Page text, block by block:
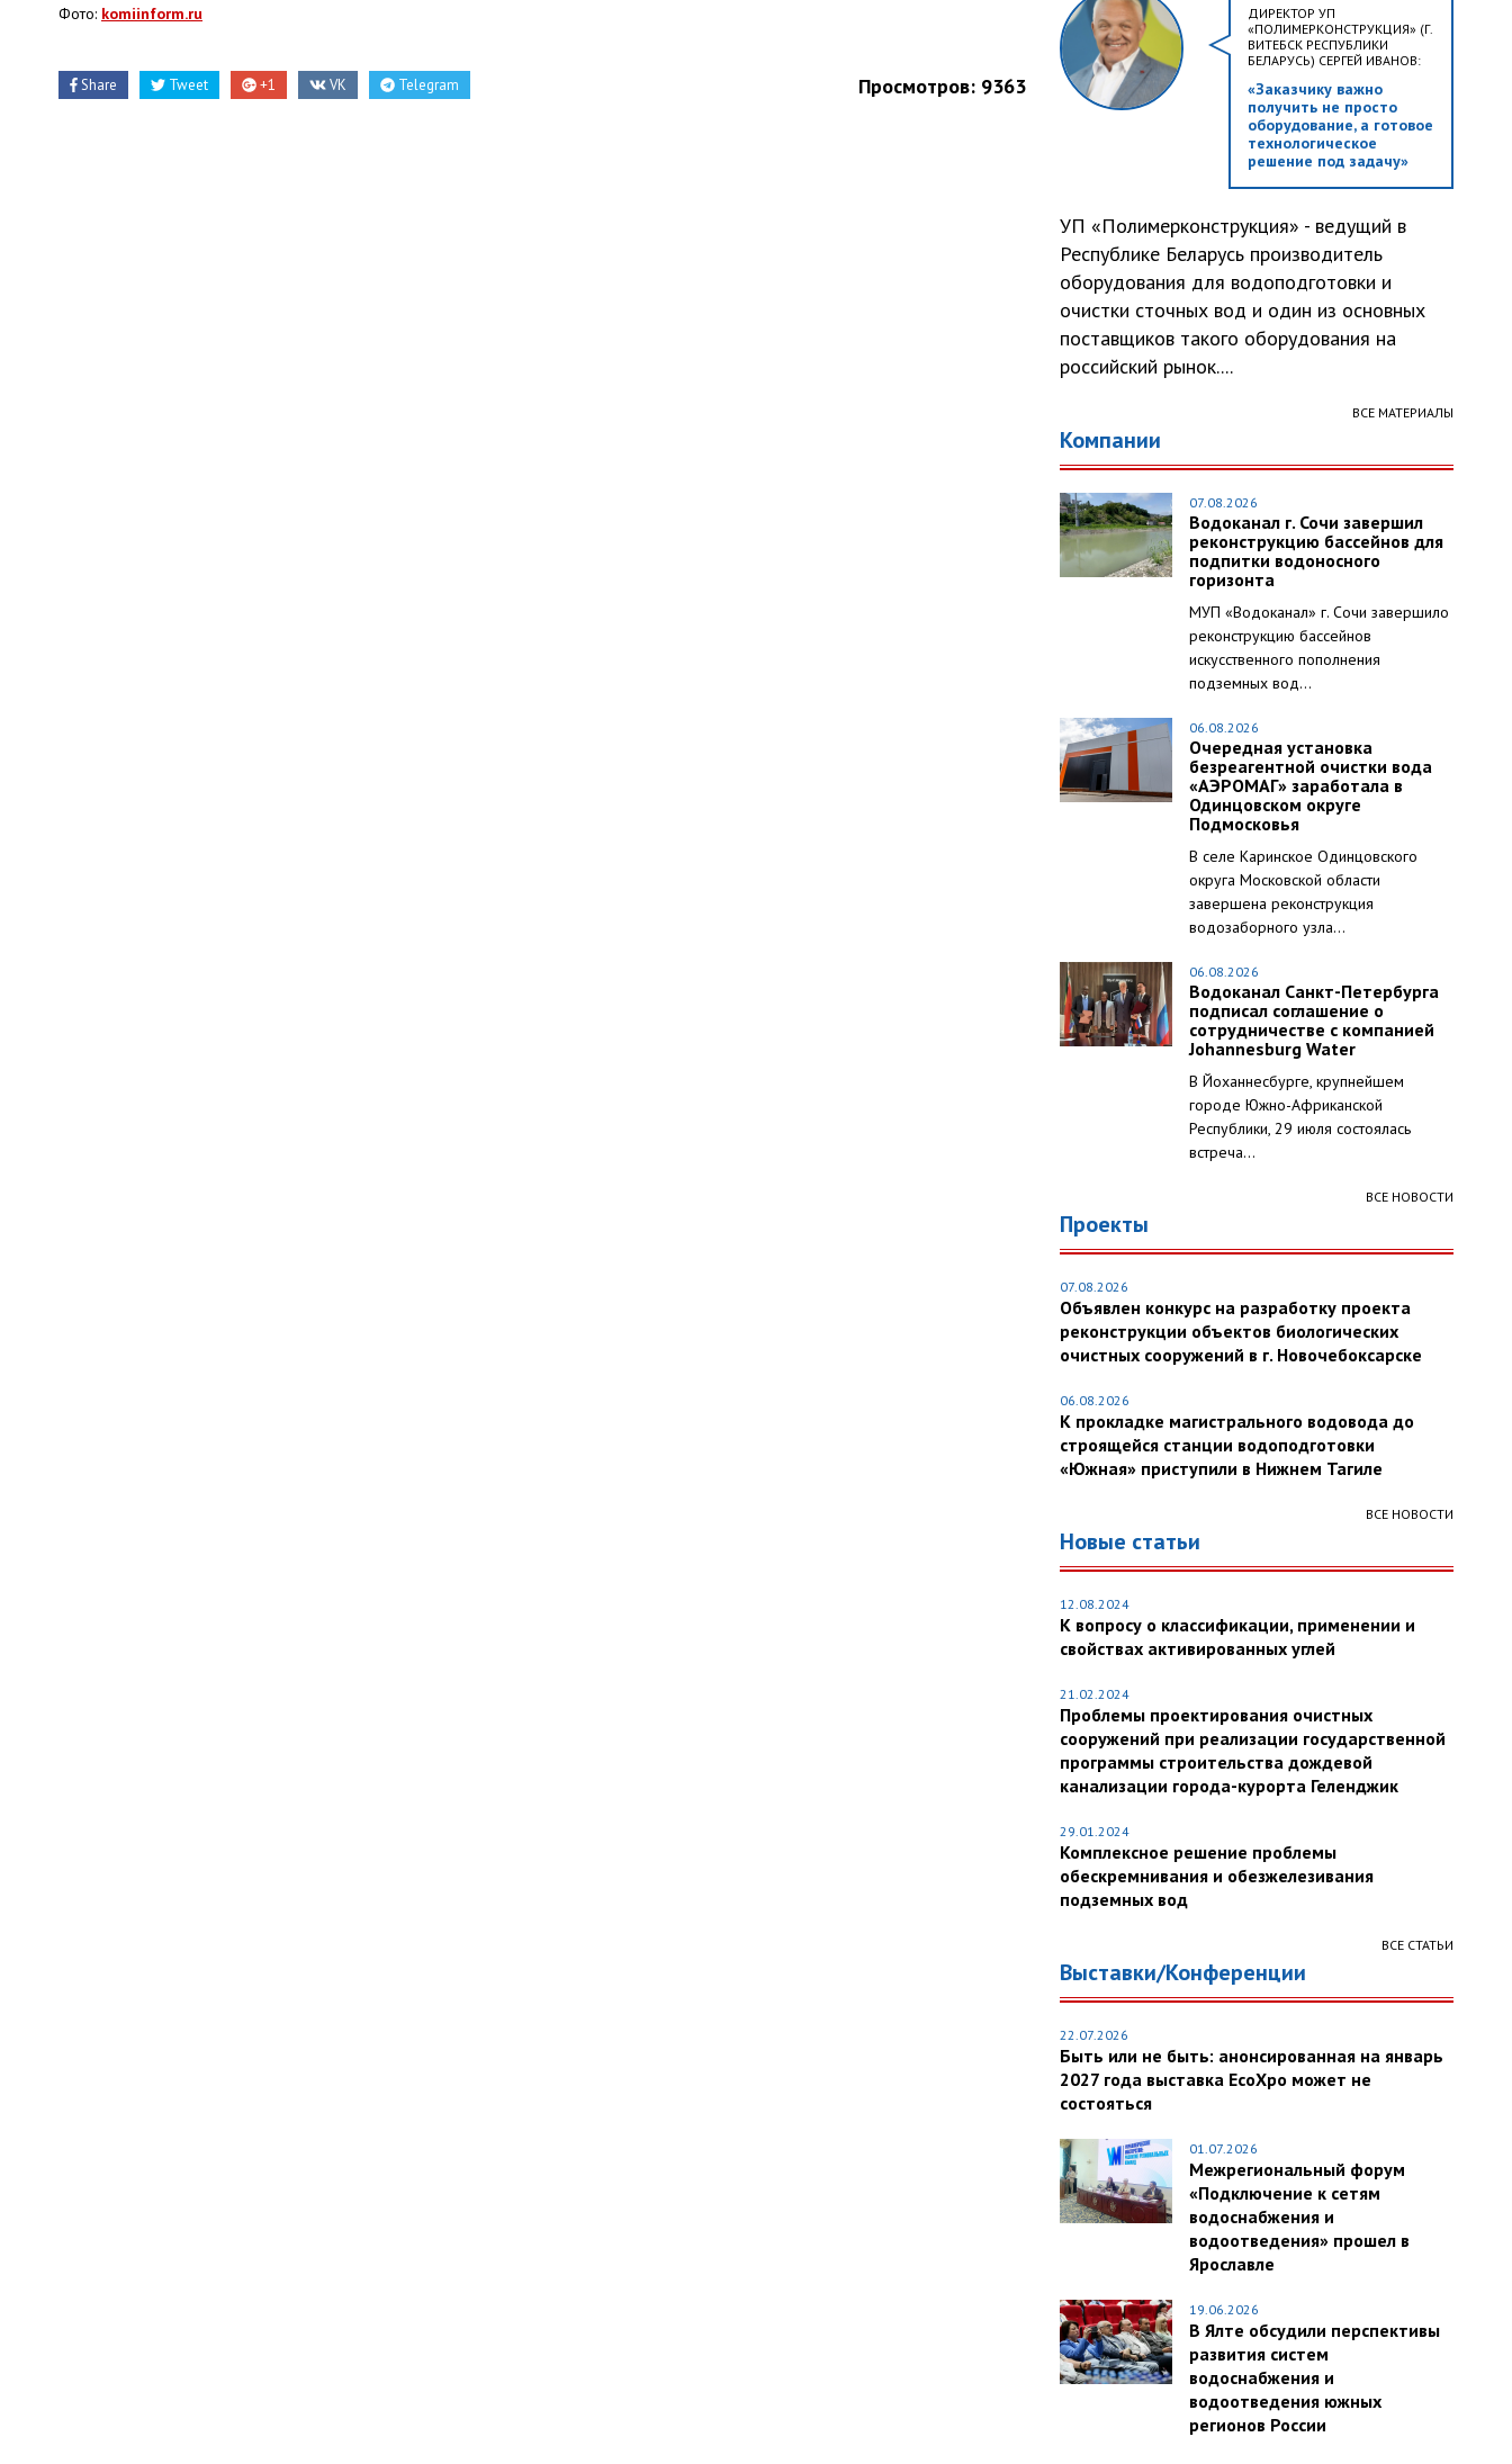
Фото: komiinform.ru
Share Tweet +1 VK Telegram Просмотров: 9363
ДИРЕКТОР УП
«ПОЛИМЕРКОНСТРУКЦИЯ» (Г.
ВИТЕБСК РЕСПУБЛИКИ
БЕЛАРУСЬ) СЕРГЕЙ ИВАНОВ:
«Заказчику важно
получить не просто
оборудование, а готовое
технологическое
решение под задачу»
УП «Полимерконструкция» - ведущий в
Республике Беларусь производитель
оборудования для водоподготовки и
очистки сточных вод и один из основных
поставщиков такого оборудования на
российский рынок....
ВСЕ МАТЕРИАЛЫ
Компании
07.08.2026
Водоканал г. Сочи завершил
реконструкцию бассейнов для
подпитки водоносного
горизонта
МУП «Водоканал» г. Сочи завершило
реконструкцию бассейнов
искусственного пополнения
подземных вод...
06.08.2026
Очередная установка
безреагентной очистки вода
«АЭРОМАГ» заработала в
Одинцовском округе
Подмосковья
В селе Каринское Одинцовского
округа Московской области
завершена реконструкция
водозаборного узла...
06.08.2026
Водоканал Санкт-Петербурга
подписал соглашение о
сотрудничестве с компанией
Johannesburg Water
В Йоханнесбурге, крупнейшем
городе Южно-Африканской
Республики, 29 июля состоялась
встреча...
ВСЕ НОВОСТИ
Проекты
07.08.2026
Объявлен конкурс на разработку проекта
реконструкции объектов биологических
очистных сооружений в г. Новочебоксарске
06.08.2026
К прокладке магистрального водовода до
строящейся станции водоподготовки
«Южная» приступили в Нижнем Тагиле
ВСЕ НОВОСТИ
Новые статьи
12.08.2024
К вопросу о классификации, применении и
свойствах активированных углей
21.02.2024
Проблемы проектирования очистных
сооружений при реализации государственной
программы строительства дождевой
канализации города-курорта Геленджик
29.01.2024
Комплексное решение проблемы
обескремнивания и обезжелезивания
подземных вод
ВСЕ СТАТЬИ
Выставки/Конференции
22.07.2026
Быть или не быть: анонсированная на январь
2027 года выставка EcoXpo может не
состояться
01.07.2026
Межрегиональный форум
«Подключение к сетям
водоснабжения и
водоотведения» прошел в
Ярославле
19.06.2026
В Ялте обсудили перспективы
развития систем
водоснабжения и
водоотведения южных
регионов России